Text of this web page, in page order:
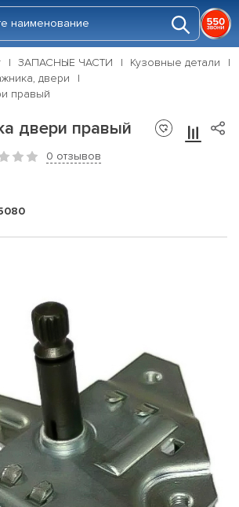
ЗАПАСНЫЕ ЧАСТИ
Кузовные детали
двери
правый
двери правый
0 отзывов